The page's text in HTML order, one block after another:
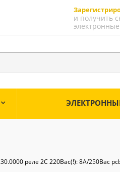
и получить
реле 2C 220Вac(!): 8А/250Вac